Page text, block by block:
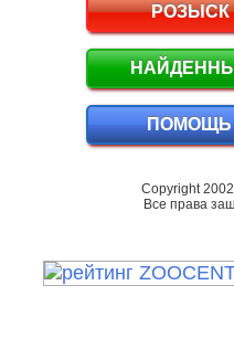
ПОМОЩЬ
Copyright
Все права